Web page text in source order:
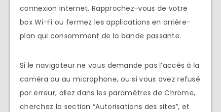
connexion internet. Rapprochez-vous de votre
box Wi-Fi ou fermez les applications en arrière-
plan qui consomment de la bande passante.
Si le navigateur ne vous demande pas l’accès à la
caméra ou au microphone, ou si vous avez refusé
par erreur, allez dans les paramètres de Chrome,
cherchez la section “Autorisations des sites”, et